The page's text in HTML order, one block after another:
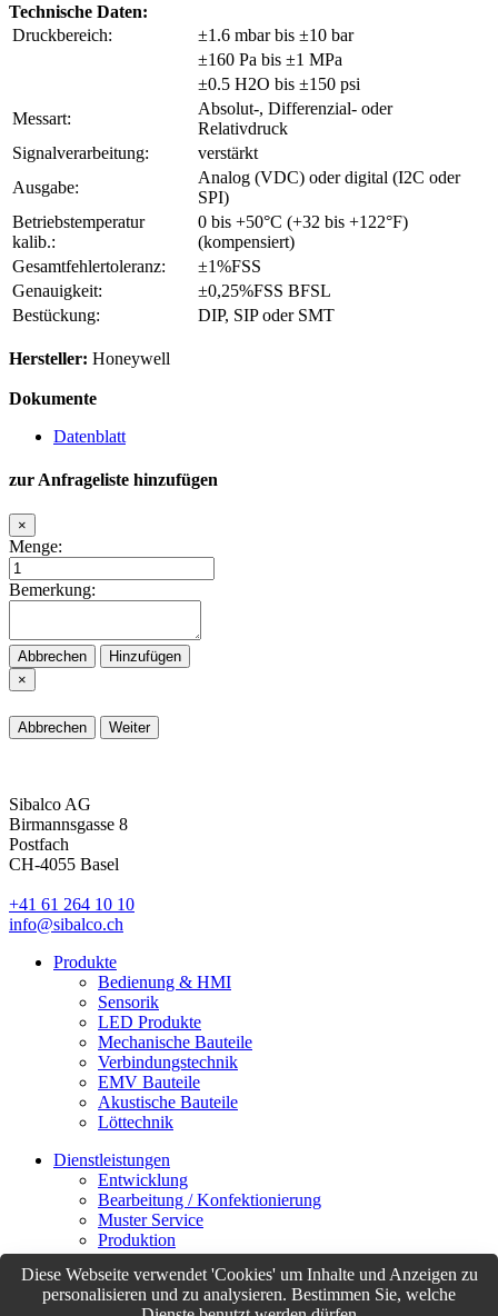
Technische Daten:
Druckbereich:
±1.6 mbar bis ±10 bar
±160 Pa bis ±1 MPa
±0.5 H2O bis ±150 psi
Messart:
Absolut-, Differenzial- oder
Relativdruck
Signalverarbeitung:
verstärkt
Ausgabe:
Analog (VDC) oder digital (I2C oder
SPI)
Betriebstemperatur
kalib.:
0 bis +50°C (+32 bis +122°F)
(kompensiert)
Gesamtfehlertoleranz:
±1%FSS
Genauigkeit:
±0,25%FSS BFSL
Bestückung:
DIP, SIP oder SMT
Hersteller: Honeywell
Dokumente
Datenblatt
zur Anfrageliste hinzufügen
×
Menge:
Bemerkung:
Abbrechen
Hinzufügen
×
Abbrechen Weiter
Sibalco AG
Birmannsgasse 8
Postfach
CH-4055 Basel
+41 61 264 10 10
info@sibalco.ch
Produkte
Bedienung & HMI
Sensorik
LED Produkte
Mechanische Bauteile
Verbindungstechnik
EMV Bauteile
Akustische Bauteile
Löttechnik
Dienstleistungen
Entwicklung
Bearbeitung / Konfektionierung
Muster Service
Produktion
Logistik
Customer Support
Diese Webseite verwendet 'Cookies' um Inhalte und Anzeigen zu
personalisieren und zu analysieren. Bestimmen Sie, welche